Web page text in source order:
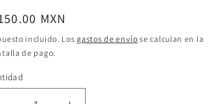
MXN
incluido. Los gastos de envío se calculan en la
de pago.